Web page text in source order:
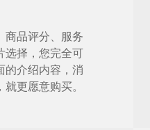
商品评分、服务
选择，您完全可
的介绍内容，消
更愿意购买。